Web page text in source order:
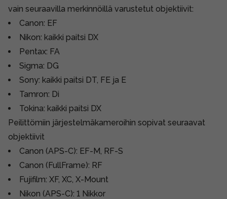
vain seuraavilla merkinnöillä varustetut objektiivit:
Canon: EF
Nikon: kaikki paitsi DX
Pentax: FA
Sigma: DG
Sony: kaikki paitsi DT, FE ja E
Tamron: Di
Tokina: kaikki paitsi DX
Peilittömiin järjestelmäkameroihin sopivat seuraavat
objektiivit
Canon (APS-C): EF-M, RF-S
Canon (FullFrame): RF
Fujifilm: XF, XC, X-Mount
Nikon (APS-C): 1 Nikkor